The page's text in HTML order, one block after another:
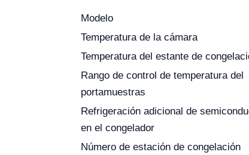
Modelo
Temperatura de la cámara
Temperatura del estante de
Rango de control de temperatura del
portamuestras
Refrigeración adicional de
en el congelador
Número de estación de congelación